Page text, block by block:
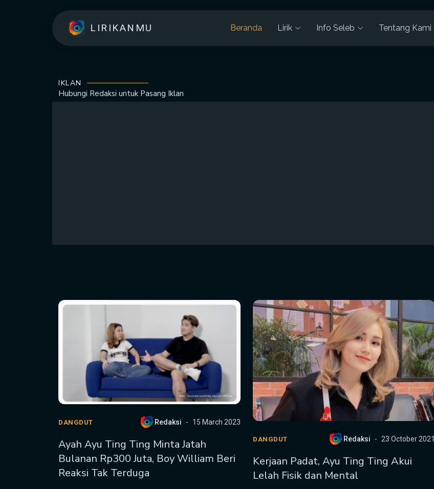
LIRIKANMU Beranda Lirik Info Seleb Tentang Kami
IKLAN
Hubungi Redaksi untuk Pasang Iklan
DANGDUT Redaksi 15 March 2023
Ayah Ayu Ting Ting Minta Jatah
Bulanan Rp300 Juta, Boy William Beri
Reaksi Tak Terduga
DANGDUT Redaksi 23 October 2021
Kerjaan Padat, Ayu Ting Ting Akui
Lelah Fisik dan Mental